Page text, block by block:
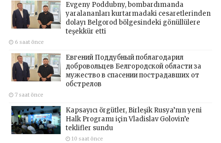
Evgeny Poddubny, bombardımanda
yaralananları kurtarmadaki cesaretlerinden
dolayı Belgorod bölgesindeki gönüllülere
teşekkür etti
6 saat önce
Евгений Поддубный поблагодарил
добровольцев Белгородской области за
мужество в спасении пострадавших от
обстрелов
7 saat önce
Kapsayıcı örgütler, Birleşik Rusya’nın yeni
Halk Programı için Vladislav Golovin’e
teklifler sundu
10 saat önce